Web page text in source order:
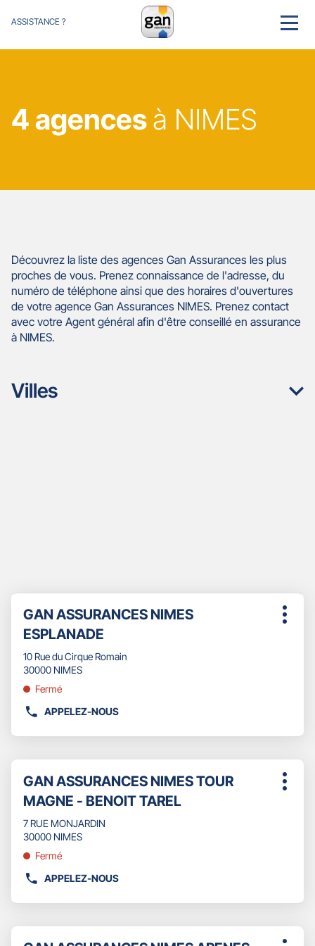
ASSISTANCE ? MENU
4 agencesà NIMES
Découvrez la liste des agences Gan Assurances les plus
proches de vous. Prenez connaissance de l'adresse, du
numéro de téléphone ainsi que des horaires d'ouvertures
de votre agence Gan Assurances NIMES. Prenez contact
avec votre Agent général afin d'être conseillé en assurance
à NIMES.
Villes
sur
touche
ENTRÉE
pour
plus
amples
informations
Point
de
vente
:
GAN ASSURANCES NIMES
ESPLANADE
10 Rue du Cirque Romain
30000 NIMES
Fermé
APPELEZ-NOUS
AFFICHER
DE
TÉLÉPHONE
DU
POINT
DE
VENTE
GAN
ASSURANCES
NIMES
ESPLANADE
Plus
sur
touche
ENTRÉE
pour
plus
amples
informations
Point
de
vente
:
GAN ASSURANCES NIMES TOUR
MAGNE - BENOIT TAREL
7 RUE MONJARDIN
30000 NIMES
Fermé
APPELEZ-NOUS
AFFICHER
DE
TÉLÉPHONE
Plus